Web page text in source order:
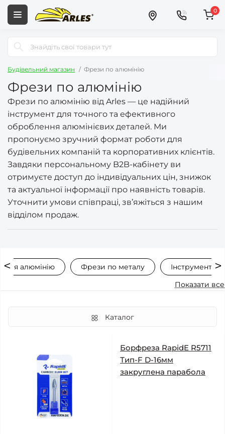
0
Будівельний магазин Фрези по алюмінію
Фрези по алюмінію
Фрези по алюмінію від Arles — це надійний
інструмент для точного та ефективного
оброблення алюмінієвих деталей. Ми
пропонуємо зручний формат роботи для
будівельних компаній та корпоративних клієнтів.
Завдяки персональному B2B-кабінету ви
отримуєте доступ до індивідуальних цін, знижок
та актуальної інформації про наявність товарів.
Уточнити умови співпраці, зв’яжіться з нашим
відділом продаж.
для алюмінію Фрези по металу
Інструменти
Показати все
Каталог
Борфреза RapidE R5711
Тип-F D-16мм
закруглена парабола